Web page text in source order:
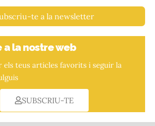
te a la newsletter
a la nostre web
els teus articles favorits i seguir la
SUBSCRIU-TE